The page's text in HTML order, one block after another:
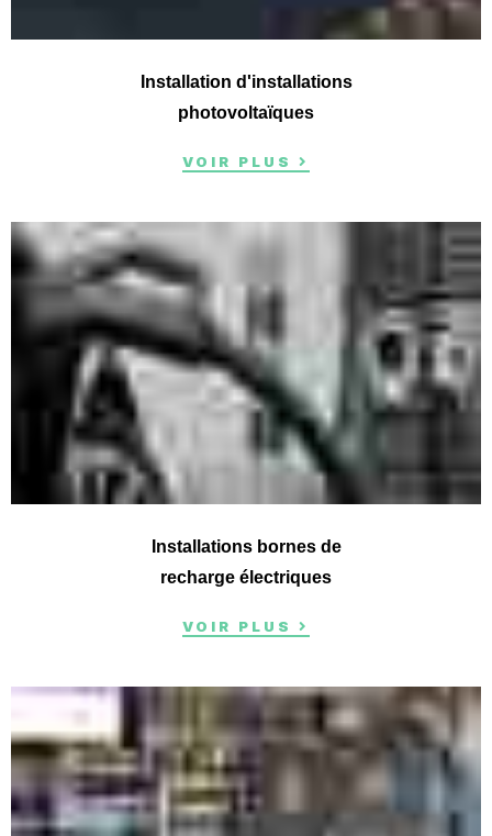
Installation d'installations
photovoltaïques
VOIR PLUS
Installations bornes de
recharge électriques
VOIR PLUS